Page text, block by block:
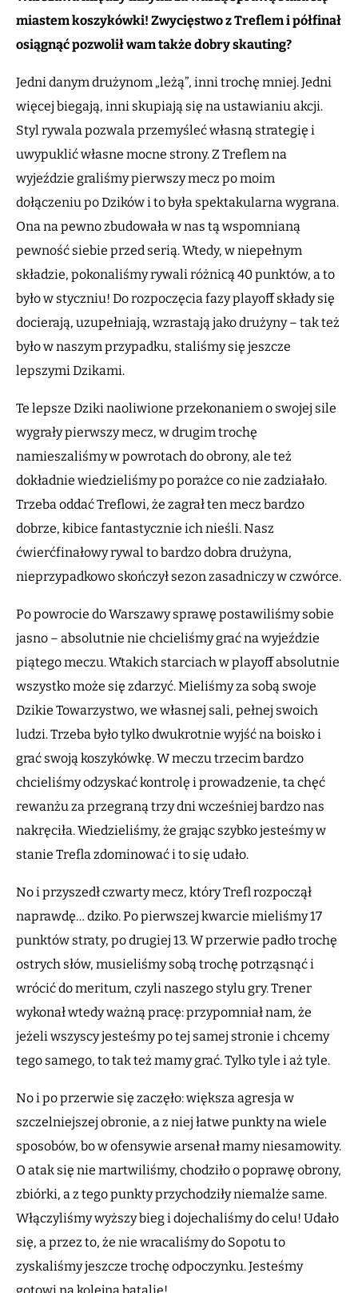
miastem koszykówki! Zwycięstwo z Treflem i półfinał
osiągnąć pozwolił wam także dobry skauting?
Jedni danym drużynom „leżą”, inni trochę mniej. Jedni
więcej biegają, inni skupiają się na ustawianiu akcji.
Styl rywala pozwala przemyśleć własną strategię i
uwypuklić własne mocne strony. Z Treflem na
wyjeździe graliśmy pierwszy mecz po moim
dołączeniu po Dzików i to była spektakularna wygrana.
Ona na pewno zbudowała w nas tą wspomnianą
pewność siebie przed serią. Wtedy, w niepełnym
składzie, pokonaliśmy rywali różnicą 40 punktów, a to
było w styczniu! Do rozpoczęcia fazy playoff składy się
docierają, uzupełniają, wzrastają jako drużyny – tak też
było w naszym przypadku, staliśmy się jeszcze
lepszymi Dzikami.
Te lepsze Dziki naoliwione przekonaniem o swojej sile
wygrały pierwszy mecz, w drugim trochę
namieszaliśmy w powrotach do obrony, ale też
dokładnie wiedzieliśmy po porażce co nie zadziałało.
Trzeba oddać Treflowi, że zagrał ten mecz bardzo
dobrze, kibice fantastycznie ich nieśli. Nasz
ćwierćfinałowy rywal to bardzo dobra drużyna,
nieprzypadkowo skończył sezon zasadniczy w czwórce.
Po powrocie do Warszawy sprawę postawiliśmy sobie
jasno – absolutnie nie chcieliśmy grać na wyjeździe
piątego meczu. Wtakich starciach w playoff absolutnie
wszystko może się zdarzyć. Mieliśmy za sobą swoje
Dzikie Towarzystwo, we własnej sali, pełnej swoich
ludzi. Trzeba było tylko dwukrotnie wyjść na boisko i
grać swoją koszykówkę. W meczu trzecim bardzo
chcieliśmy odzyskać kontrolę i prowadzenie, ta chęć
rewanżu za przegraną trzy dni wcześniej bardzo nas
nakręciła. Wiedzieliśmy, że grając szybko jesteśmy w
stanie Trefla zdominować i to się udało.
No i przyszedł czwarty mecz, który Trefl rozpoczął
naprawdę… dziko. Po pierwszej kwarcie mieliśmy 17
punktów straty, po drugiej 13. W przerwie padło trochę
ostrych słów, musieliśmy sobą trochę potrząsnąć i
wrócić do meritum, czyli naszego stylu gry. Trener
wykonał wtedy ważną pracę: przypomniał nam, że
jeżeli wszyscy jesteśmy po tej samej stronie i chcemy
tego samego, to tak też mamy grać. Tylko tyle i aż tyle.
No i po przerwie się zaczęło: większa agresja w
szczelniejszej obronie, a z niej łatwe punkty na wiele
sposobów, bo w ofensywie arsenał mamy niesamowity.
O atak się nie martwiliśmy, chodziło o poprawę obrony,
zbiórki, a z tego punkty przychodziły niemalże same.
Włączyliśmy wyższy bieg i dojechaliśmy do celu! Udało
się, a przez to, że nie wracaliśmy do Sopotu to
zyskaliśmy jeszcze trochę odpoczynku. Jesteśmy